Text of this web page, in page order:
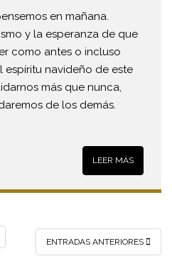
en mañana.
y la esperanza de que
como antes o incluso
espíritu navideño de este
más que nunca,
de los demás.
LEER MÁS
ENTRADAS ANTERIORES